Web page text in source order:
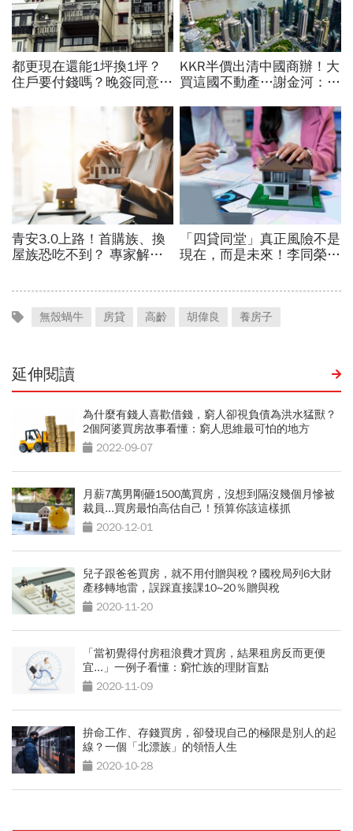
無殼蝸牛 房貸 高齡 胡偉良 養房子
延伸閱讀
為什麼有錢人喜歡借錢，窮人卻視負債為洪水猛獸？
2個阿婆買房故事看懂：窮人思維最可怕的地方
2022-09-07
月薪7萬男剛砸1500萬買房，沒想到隔沒幾個月慘被
裁員...買房最怕高估自己！預算你該這樣抓
2020-12-01
兒子跟爸爸買房，就不用付贈與稅？國稅局列6大財
產移轉地雷，誤踩直接課10~20％贈與稅
2020-11-20
「當初覺得付房租浪費才買房，結果租房反而更便
宜...」一例子看懂：窮忙族的理財盲點
2020-11-09
拚命工作、存錢買房，卻發現自己的極限是別人的起
線？一個「北漂族」的領悟人生
2020-10-28